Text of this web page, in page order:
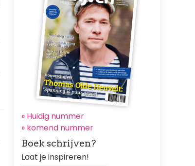
» Huidig nummer
» komend nummer
Boek schrijven?
Laat je inspireren!